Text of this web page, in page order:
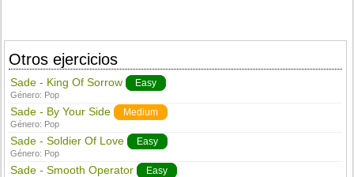
Otros ejercicios
Sade - King Of Sorrow Easy
Género: Pop
Sade - By Your Side Medium
Género: Pop
Sade - Soldier Of Love Easy
Género: Pop
Sade - Smooth Operator Easy